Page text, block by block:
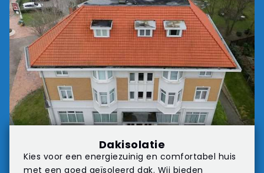
Dakisolatie
Kies voor een energiezuinig en comfortabel huis
met een goed geïsoleerd dak. Wij bieden